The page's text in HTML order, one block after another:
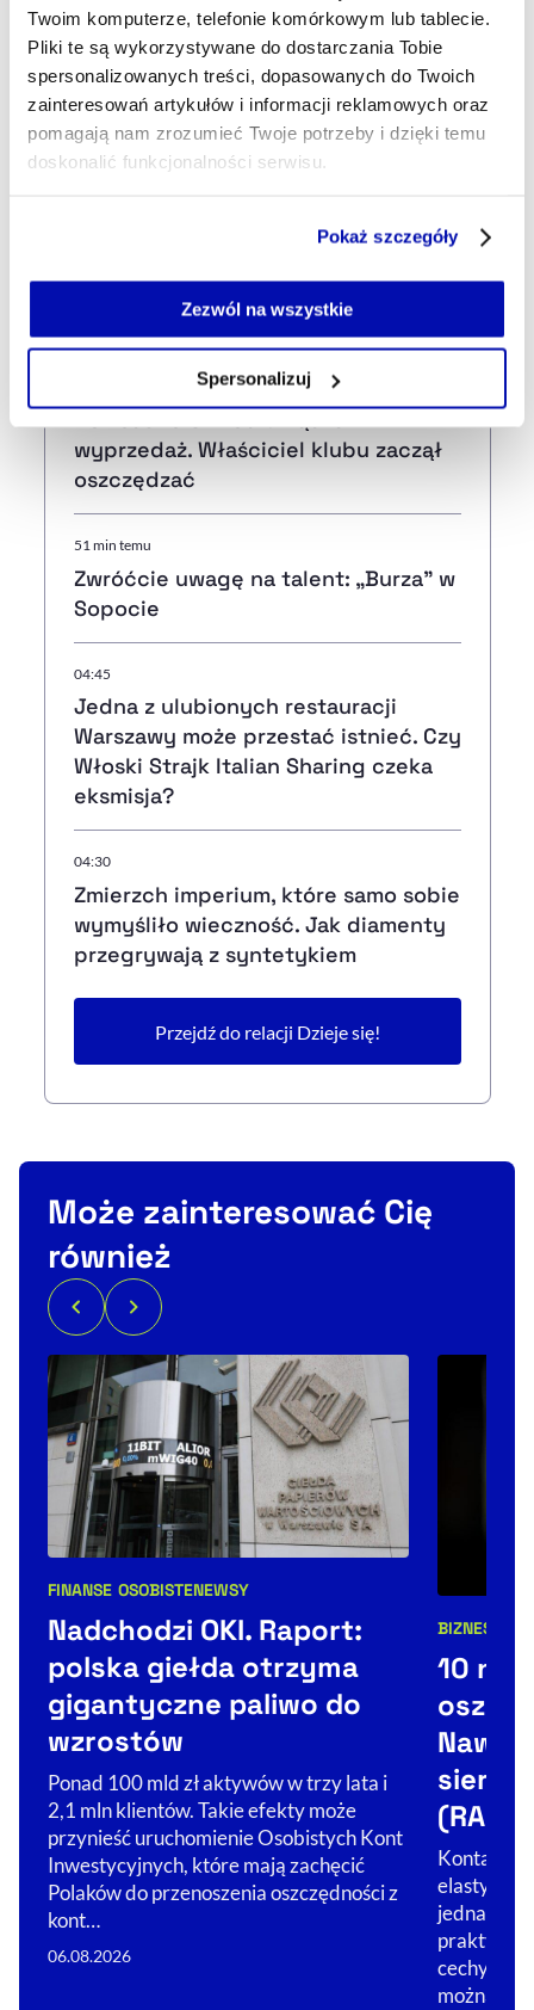
Twoim komputerze, telefonie komórkowym lub tablecie.
Pliki te są wykorzystywane do dostarczania Tobie
spersonalizowanych treści, dopasowanych do Twoich
zainteresowań artykułów i informacji reklamowych oraz
pomagają nam zrozumieć Twoje potrzeby i dzięki temu
doskonalić funkcjonalności serwisu.
Jeżeli nie wyrażasz zgody na zapisywanie plików cookie,
możesz łatwo zarządzać swoimi uprawnieniami, np. we
własnej przeglądarce internetowej lub po wybraniu opcji
naszejPolityce Prywatności.
Pokaż szczegóły
Zezwól na wszystkie
Spersonalizuj
Najnowsze
literaturze. Nowy trend w Państwie
wyprzedaż. Właściciel klubu zaczął
oszczędzać
51 min temu
Zwróćcie uwagę na talent: „Burza” w
Sopocie
04:45
Jedna z ulubionych restauracji
Warszawy może przestać istnieć. Czy
Włoski Strajk Italian Sharing czeka
eksmisja?
04:30
Zmierzch imperium, które samo sobie
wymyśliło wieczność. Jak diamenty
przegrywają z syntetykiem
Przejdź do relacji Dzieje się!
Rosja walczy z "propagandą
bezdzietności". Oberwać może Harry Potter
Może zainteresować Cię
również
Kategorie artykułu:
FINANSE OSOBISTENEWSY
Nadchodzi OKI. Raport:
polska giełda otrzyma
gigantyczne paliwo do
wzrostów
Ponad 100 mld zł aktywów w trzy lata i
2,1 mln klientów. Takie efekty może
przynieść uruchomienie Osobistych Kont
Inwestycyjnych, które mają zachęcić
Polaków do przenoszenia oszczędności z
kont…
06.08.2026
BIZNES
10
Nawet
Konta
jednak
praktyce
cechy.
można…